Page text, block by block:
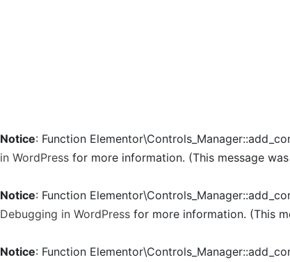
Notice: Function
in WordPress for more information. (This message
Notice: Function
Debugging in WordPress for more information. (This
Notice: Function